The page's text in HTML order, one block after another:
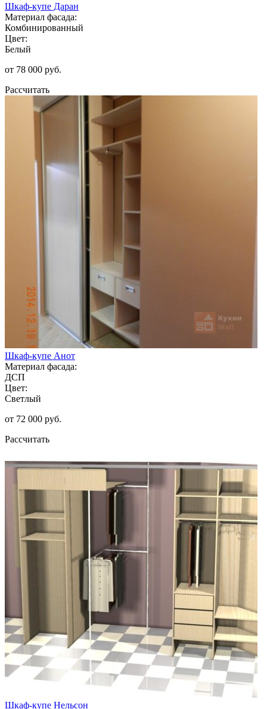
Шкаф-купе Даран
Материал фасада:
Комбинированный
Цвет:
Белый
от 78 000 руб.
Рассчитать
Шкаф-купе Анот
Материал фасада:
ДСП
Цвет:
Светлый
от 72 000 руб.
Рассчитать
Шкаф-купе Нельсон